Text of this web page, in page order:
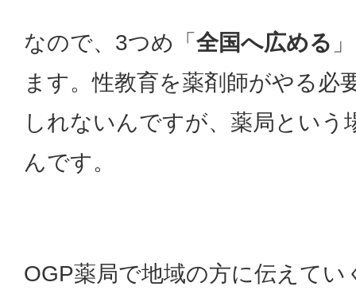
なので、3つめ「 全国へ広める
ます。性教育を薬剤師がやる必
しれないんですが、薬局という
んです。
OGP薬局で地域の方に伝えてい